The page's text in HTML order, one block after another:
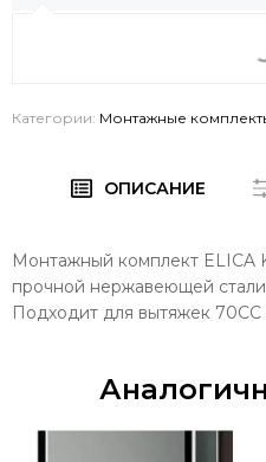
Категории: Монтажные
ОПИСАНИЕ
Монтажный комплект ELICA
прочной нержавеющей
Подходит для вытяжек 70CC